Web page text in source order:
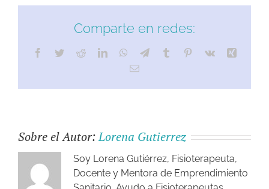
Comparte en redes:
Sobre el Autor:Lorena Gutierrez
Soy Lorena Gutiérrez, Fisioterapeuta,
Docente y Mentora de Emprendimiento